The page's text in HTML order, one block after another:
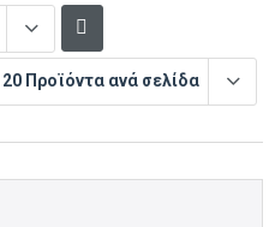
20 Προϊόντα ανά σελίδα